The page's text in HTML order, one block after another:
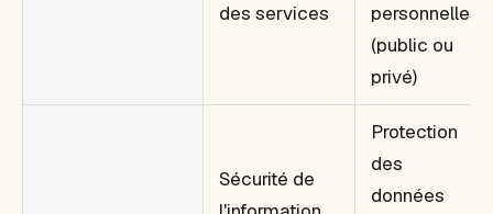
des services
personnelles
(public ou
privé)
Sécurité de
Protection
des
données